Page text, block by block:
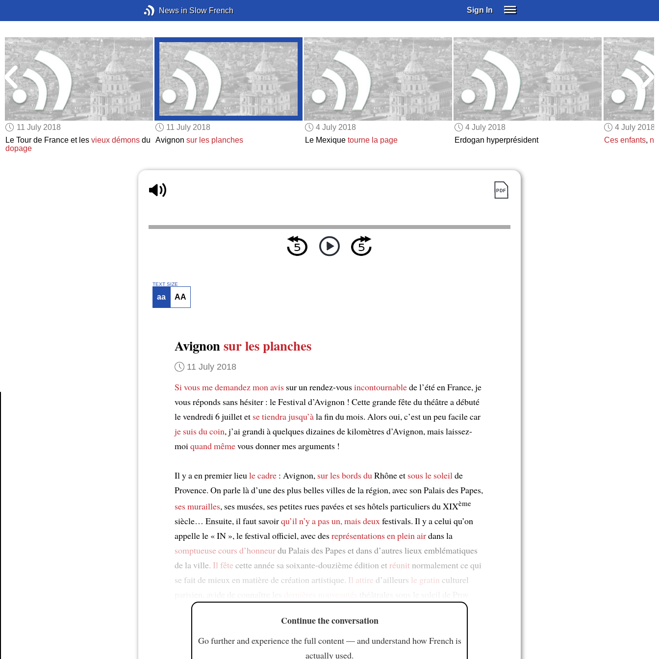
News in Slow French Sign In
SUBSCRIBE
EDUCATIONAL LICENSES
GIFT CARDS
OTHER LANGUAGES
ABOUT US
ALEXA
ADJUST COLORS
11 July 2018
Le Tour de France et lesvieux démons du
dopage
11 July 2018
Avignon sur les planches
4 July 2018
Le Mexique tourne la page
4 July 2018
Erdogan hyperprésident
4 July 2018
Ces enfants,
TEXT SIZE
aa AA
Avignonsur les planches
11 July 2018
Si vous me demandez mon avis sur un rendez-vousincontournablede l’été en France, je
vous réponds sans hésiter : le Festival d’Avignon ! Cette grande fête du théâtre a débuté
le vendredi 6 juillet et se tiendra jusqu’àla fin du mois. Alors oui, c’est un peu facile car
je suis du coin, j’ai grandi à quelques dizaines de kilomètres d’Avignon, mais laissez-
moi quand mêmevous donner mes arguments !
Il y a en premier lieu le cadre : Avignon, sur les bords du Rhône et sous le soleil de
Provence. On parle là d’une des plus belles villes de la région, avec son Palais des Papes,
ses murailles, ses musées, ses petites rues pavées et ses hôtels particuliers du XIXème
siècle… Ensuite, il faut savoirqu’il n’y a pas un, mais deux festivals. Il y a celui qu’on
appelle le « IN », le festival officiel, avec desreprésentations en plein airdans la
somptueuse cours d’honneurdu Palais des Papes et dans d’autres lieux emblématiques
de la ville. Il fête cette année sa soixante-douzième édition et réunit normalement ce qui
se fait de mieux en matière de création artistique. Il attire d’ailleurs le gratin culturel
Continue the conversation
Go further and experience the full content — and understand how French is
actually used.